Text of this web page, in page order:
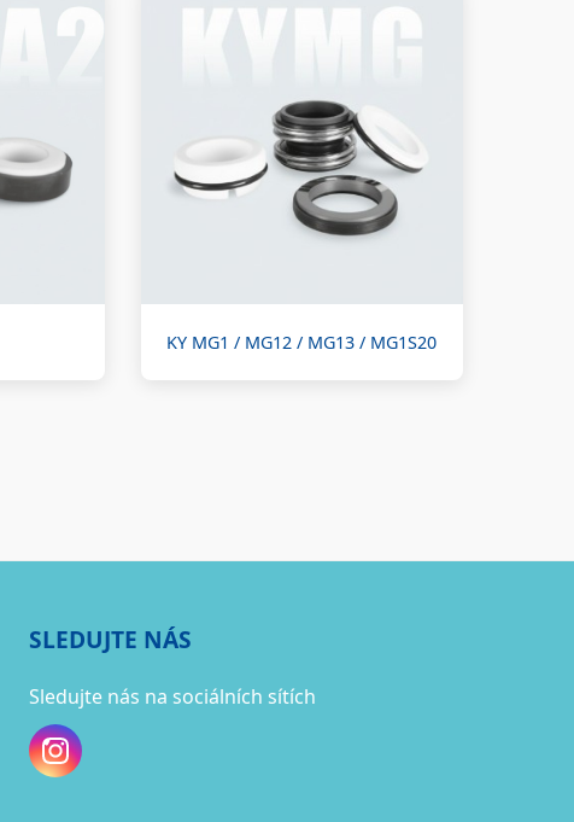
KY MG1 / MG12 / MG13 / MG1S20
SLEDUJTE NÁS
Sledujte nás na sociálních sítích